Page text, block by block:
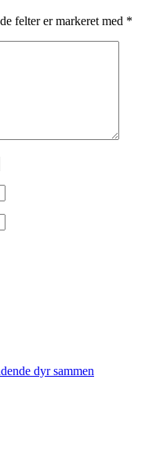
felter er markeret med *
dyr sammen